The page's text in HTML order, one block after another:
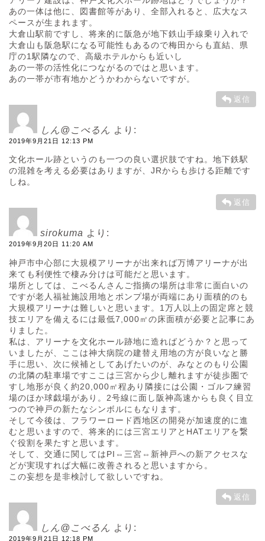
あの一体は他に、図書館等があり、全部入れると、広大なス
ペースが生まれます。
大倉山駅前ですし、将来的に阪急が地下鉄山手線乗り入れで
大倉山も阪急駅になる可能性もあるので梅田からも直結、県
庁の1駅隣なので、高級ホテルからも近いし
あの一帯の活性化につながるのではと思います。
あの一帯が市有地かどうかわからないですが。
返信
しん@こべるん より:
2019年9月21日 12:13 PM
文化ホール跡というのも一つの良い選択肢ですね。地下鉄駅
の混雑を考える必要はありますが、JRからも歩ける距離です
しね。
返信
sirokuma より:
2019年9月20日 11:20 AM
神戸市中心部に大規模アリーナが出来れば万博アリーナが出
来ても利便性で棲み分けは可能だと思います。
場所としては、こべるんさんご指摘の場所は非常に面白いの
ですが老人福祉施設用地とポンプ場が両端にあり面積的のも
大規模アリーナは難しいと思います。1万人以上の固定席と競
技エリアを備えるには最低7,000㎡の床面積が必要と記事にあ
りました。
私は、アリーナを文化ホール跡地に造ればどうか？と思って
いましたが、ここは神大病院の建替え用地の方が良いなと勝
手に思い、次に候補としてあげたいのが、みなとのもり公園
の北隣の駐車場ですここは三宮から少し離れますが徒歩圏で
すし地形が良く約20,000㎡程あり隣接には公園・ゴルフ練習
場のほか球戯場があり。2号線に面し阪神高速からも良く目立
つので神戸の新たなシンボルにもなります。
そして今後は、フラワーロード西地区の開発が加速度的に進
むと思いますので、将来的には三宮エリアとHATエリアを繋
ぐ役割を果たすと思います。
そして、交通に関してはPI⇔三宮⇔新神戸への新アクセスな
どが実現すれば大幅に改善されると思いますから。
この妄想を是非検討して欲しいですね。
返信
しん@こべるん より:
2019年9月21日 12:18 PM